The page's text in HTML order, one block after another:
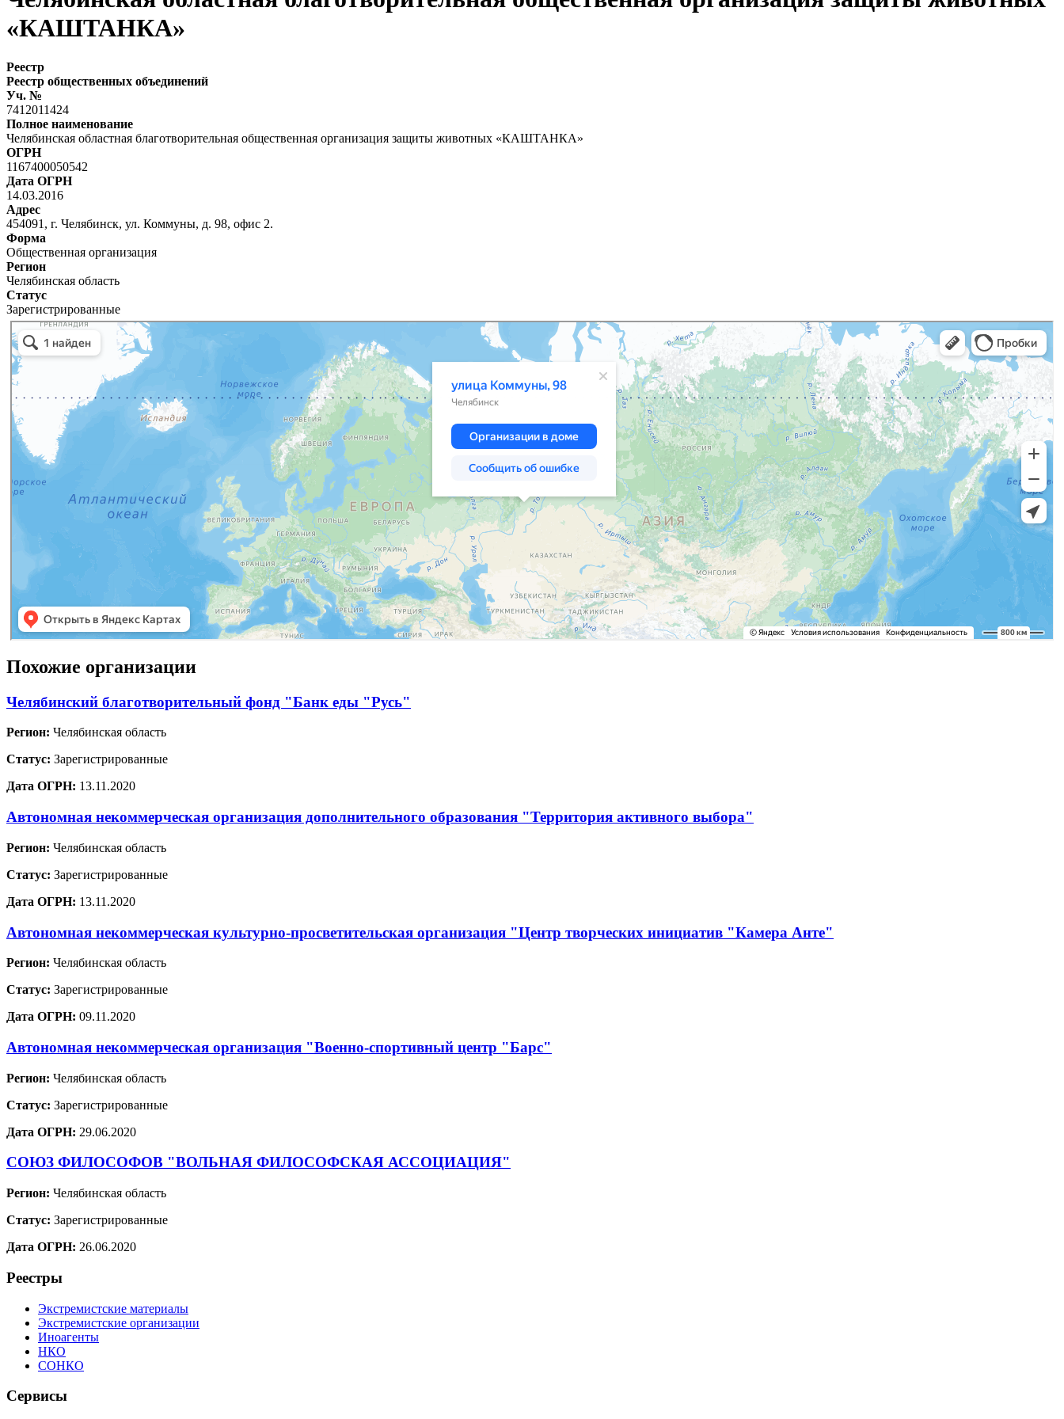
«КАШТАНКА»
Реестр
Реестр общественных объединений
Уч. №
7412011424
Полное наименование
Челябинская областная благотворительная общественная организация защиты животных «КАШТАНКА»
ОГРН
1167400050542
Дата ОГРН
14.03.2016
Адрес
454091, г. Челябинск, ул. Коммуны, д. 98, офис 2.
Форма
Общественная организация
Регион
Челябинская область
Статус
Зарегистрированные
Похожие организации
Челябинский благотворительный фонд "Банк еды "Русь"
Регион: Челябинская область
Статус: Зарегистрированные
Дата ОГРН: 13.11.2020
Автономная некоммерческая организация дополнительного образования "Территория активного выбора"
Регион: Челябинская область
Статус: Зарегистрированные
Дата ОГРН: 13.11.2020
Автономная некоммерческая культурно-просветительская организация "Центр творческих инициатив "Камера Анте"
Регион: Челябинская область
Статус: Зарегистрированные
Дата ОГРН: 09.11.2020
Автономная некоммерческая организация "Военно-спортивный центр "Барс"
Регион: Челябинская область
Статус: Зарегистрированные
Дата ОГРН: 29.06.2020
СОЮЗ ФИЛОСОФОВ "ВОЛЬНАЯ ФИЛОСОФСКАЯ АССОЦИАЦИЯ"
Регион: Челябинская область
Статус: Зарегистрированные
Дата ОГРН: 26.06.2020
Реестры
Экстремистские материалы
Экстремистские организации
Иноагенты
НКО
СОНКО
Сервисы